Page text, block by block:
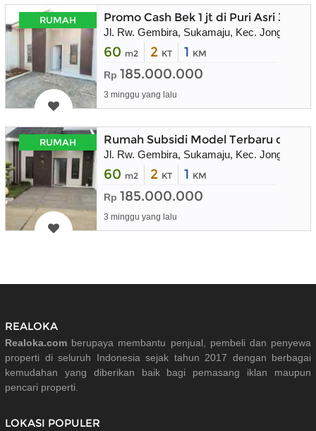
RUMAH Promo Cash Bek 1 jt di Puri Asri 3
Jl. Rw. Gembira, Sukamaju, Kec. Jonggol,
60 m2 2 KT 1 KM
Rp 185.000.000
3 minggu yang lalu
RUMAH Rumah Subsidi Model Terbaru di Puri
Jl. Rw. Gembira, Sukamaju, Kec. Jonggol,
60 m2 2 KT 1 KM
Rp 185.000.000
3 minggu yang lalu
REALOKA
Realoka.com berupaya membantu penjual, pembeli dan penyewa
properti di seluruh Indonesia sejak tahun 2017 dengan berbagai
kemudahan yang diberikan baik bagi pemasang iklan maupun
pencari properti.
LOKASI POPULER